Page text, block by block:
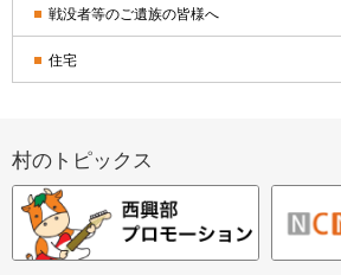
戦没者等のご遺族の皆様へ
住宅
村のトピックス